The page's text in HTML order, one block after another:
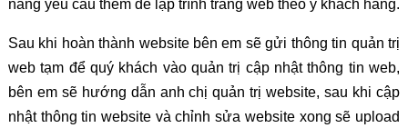
năng yêu cầu thêm để lập trình trang web theo ý khách hàng.
Sau khi hoàn thành website bên em sẽ gửi thông tin quản trị
web tạm để quý khách vào quản trị cập nhật thông tin web,
bên em sẽ hướng dẫn anh chị quản trị website, sau khi cập
nhật thông tin website và chỉnh sửa website xong sẽ upload